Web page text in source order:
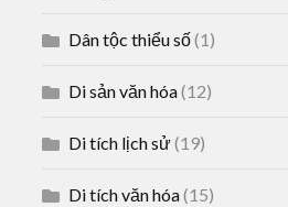
Dân tộc thiểu số(1)
Di sản văn hóa(12)
Di tích lịch sử(19)
Di tích văn hóa(15)